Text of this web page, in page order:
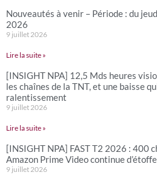
Nouveautés à venir – Période : du
2026
9 juillet 2026
Lire la suite »
[INSIGHT NPA] 12,5 Mds heures
les chaînes de la TNT, et une baisse
ralentissement
9 juillet 2026
Lire la suite »
[INSIGHT NPA] FAST T2 2026 : 400
Amazon Prime Video continue
9 juillet 2026